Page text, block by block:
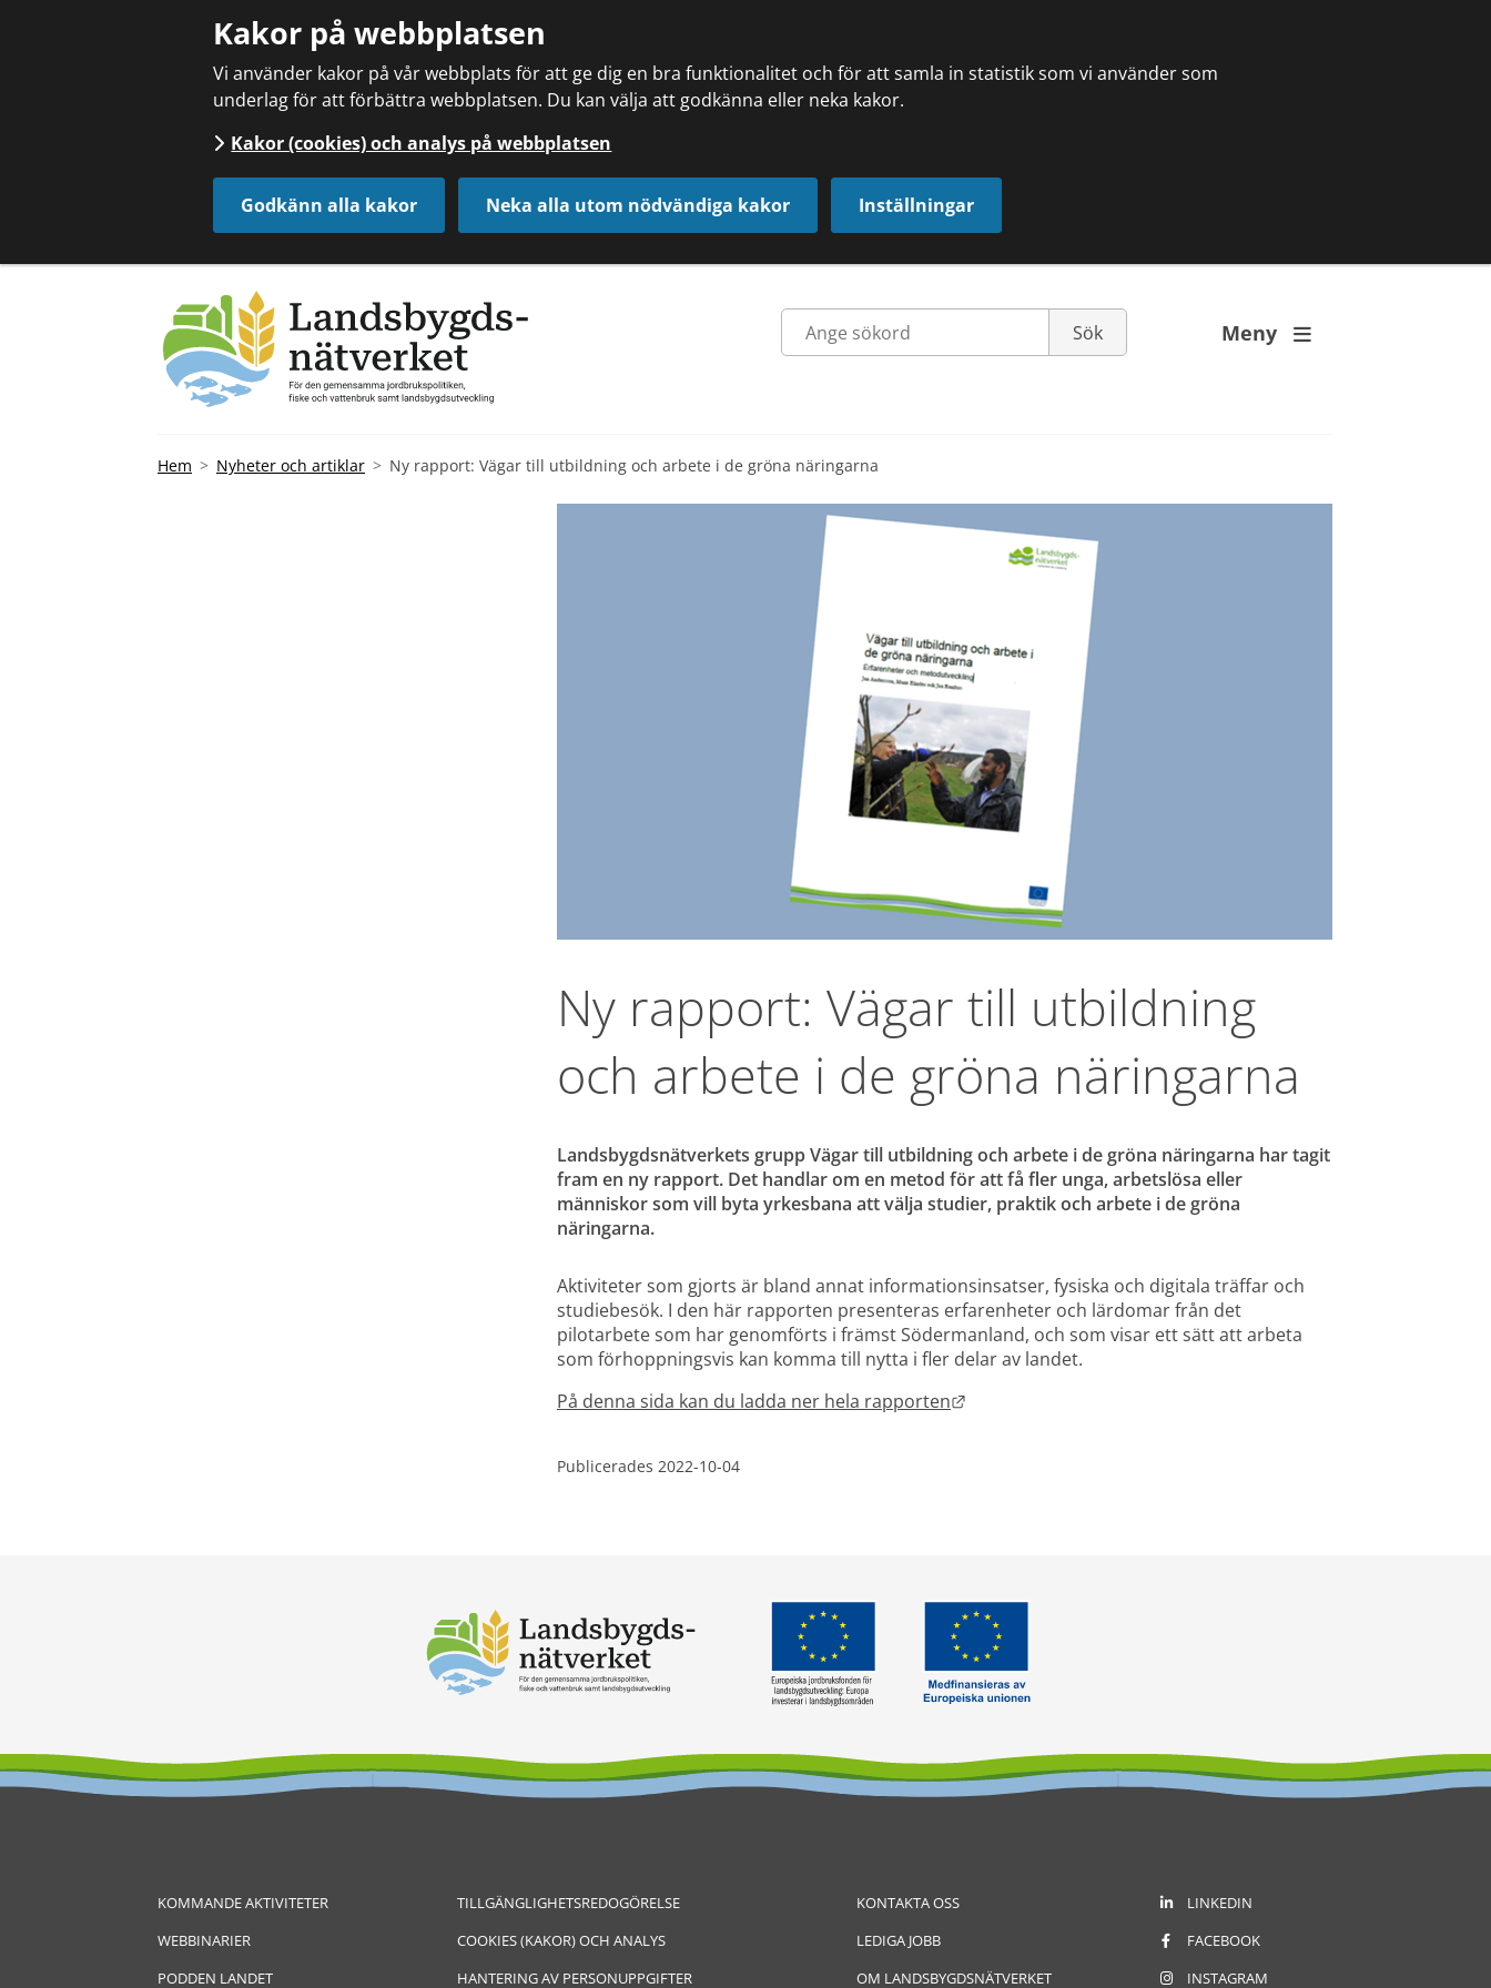
Kakor på webbplatsen
Vi använder kakor på vår webbplats för att ge dig en bra funktionalitet och för att samla in statistik som vi använder som
underlag för att förbättra webbplatsen. Du kan välja att godkänna eller neka kakor.
Kakor (cookies) och analys på webbplatsen
Godkänn alla kakor Neka alla utom nödvändiga kakor Inställningar
Meny 
Hem Nyheter och artiklar Ny rapport: Vägar till utbildning och arbete i de gröna näringarna
Ny rapport: Vägar till utbildning
och arbete i de gröna näringarna
Landsbygdsnätverkets grupp Vägar till utbildning och arbete i de gröna näringarna har tagit
fram en ny rapport. Det handlar om en metod för att få fler unga, arbetslösa eller
människor som vill byta yrkesbana att välja studier, praktik och arbete i de gröna
näringarna.
Aktiviteter som gjorts är bland annat informationsinsatser, fysiska och digitala träffar och
studiebesök. I den här rapporten presenteras erfarenheter och lärdomar från det
pilotarbete som har genomförts i främst Södermanland, och som visar ett sätt att arbeta
som förhoppningsvis kan komma till nytta i fler delar av landet.
På denna sida kan du ladda ner hela rapporten
Publicerades 2022-10-04
KOMMANDE AKTIVITETER
WEBBINARIER
PODDEN LANDET
TILLGÄNGLIGHETSREDOGÖRELSE
COOKIES (KAKOR) OCH ANALYS
HANTERING AV PERSONUPPGIFTER
KONTAKTA OSS
LEDIGA JOBB
OM LANDSBYGDSNÄTVERKET
LINKEDIN
FACEBOOK
INSTAGRAM